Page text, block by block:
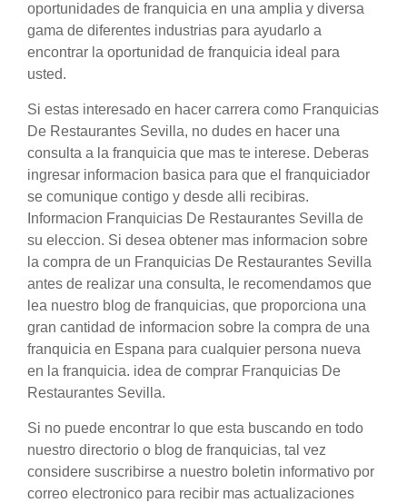
oportunidades de franquicia en una amplia y diversa
gama de diferentes industrias para ayudarlo a
encontrar la oportunidad de franquicia ideal para
usted.
Si estas interesado en hacer carrera como Franquicias
De Restaurantes Sevilla, no dudes en hacer una
consulta a la franquicia que mas te interese. Deberas
ingresar informacion basica para que el franquiciador
se comunique contigo y desde alli recibiras.
Informacion Franquicias De Restaurantes Sevilla de
su eleccion. Si desea obtener mas informacion sobre
la compra de un Franquicias De Restaurantes Sevilla
antes de realizar una consulta, le recomendamos que
lea nuestro blog de franquicias, que proporciona una
gran cantidad de informacion sobre la compra de una
franquicia en Espana para cualquier persona nueva
en la franquicia. idea de comprar Franquicias De
Restaurantes Sevilla.
Si no puede encontrar lo que esta buscando en todo
nuestro directorio o blog de franquicias, tal vez
considere suscribirse a nuestro boletin informativo por
correo electronico para recibir mas actualizaciones